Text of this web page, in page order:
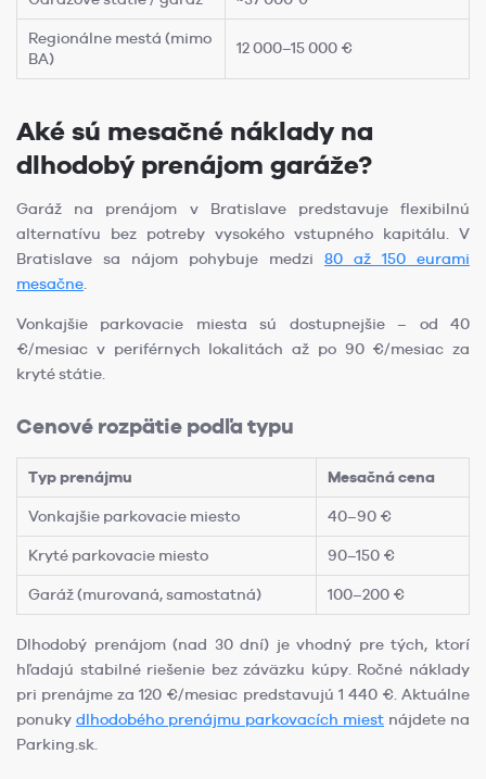
Regionálne mestá (mimo
BA)
12 000–15 000 €
Aké sú mesačné náklady na
dlhodobý prenájom garáže?
Garáž na prenájom v Bratislave predstavuje flexibilnú
alternatívu bez potreby vysokého vstupného kapitálu. V
Bratislave sa nájom pohybuje medzi 80 až 150 eurami
mesačne
Vonkajšie parkovacie miesta sú dostupnejšie – od 40
€/mesiac v periférnych lokalitách až po 90 €/mesiac za
kryté státie.
Cenové rozpätie podľa typu
Typ prenájmu Mesačná cena
Vonkajšie parkovacie miesto 40–90 €
Kryté parkovacie miesto 90–150 €
Garáž (murovaná, samostatná) 100–200 €
Dlhodobý prenájom (nad 30 dní) je vhodný pre tých, ktorí
hľadajú stabilné riešenie bez záväzku kúpy. Ročné náklady
pri prenájme za 120 €/mesiac predstavujú 1 440 €. Aktuálne
ponuky dlhodobého prenájmu parkovacích miest nájdete na
Parking.sk.